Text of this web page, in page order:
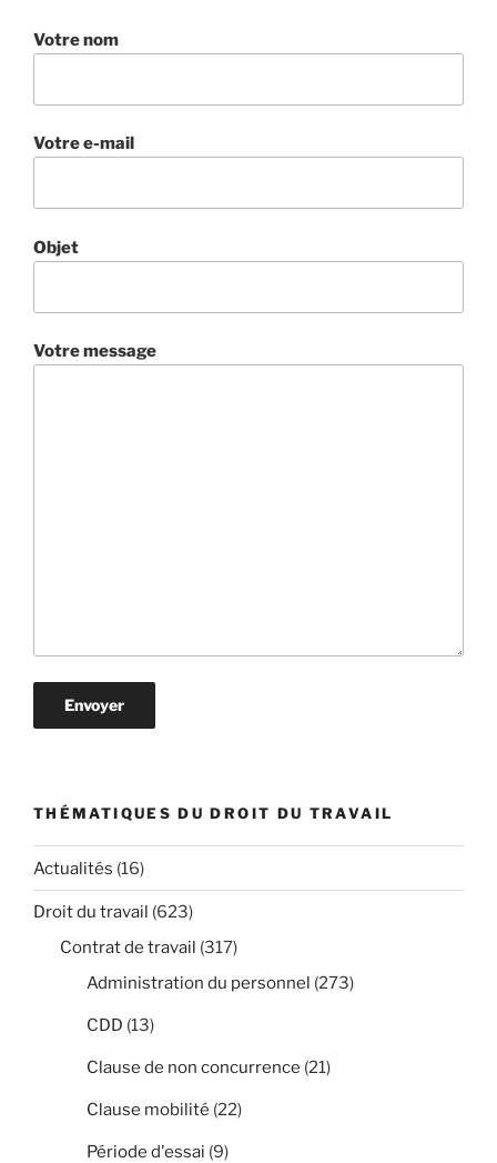
Votre nom
Votre e-mail
Objet
Votre message
THÉMATIQUES DU DROIT DU TRAVAIL
Actualités (16)
Droit du travail (623)
Contrat de travail (317)
Administration du personnel (273)
CDD (13)
Clause de non concurrence (21)
Clause mobilité (22)
Période d'essai (9)